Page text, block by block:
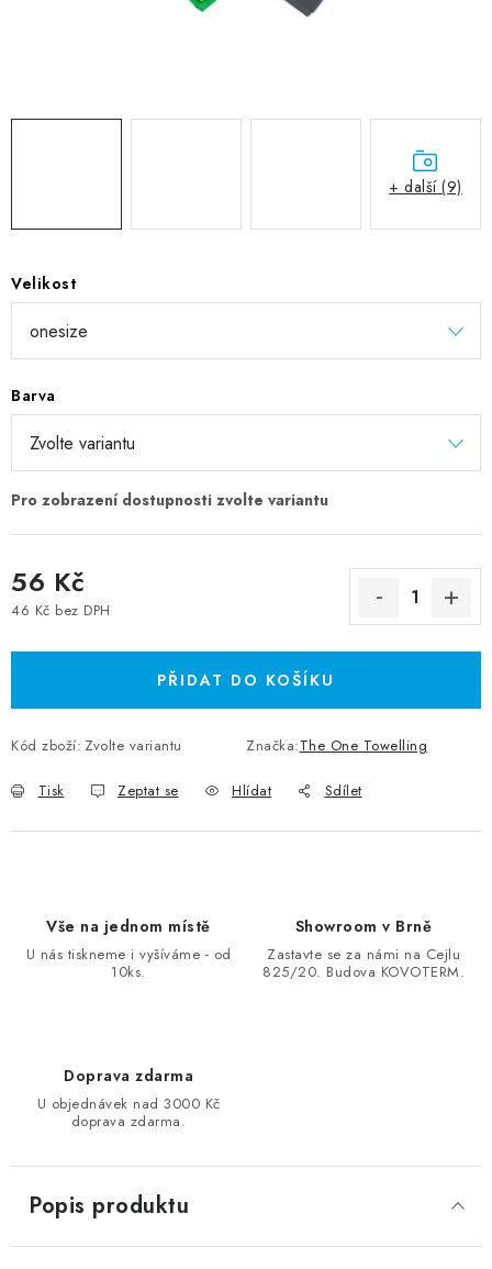
TEXTIL S VLASTNÍM POTISKEM
Jak nakupovat Potisk textilu/výšivka
Výměna/vrácení zboží
Obchodní podmínky
GDPR + cookies
Velikost
Barva
56 Kč
46 Kč bez DPH
PŘIDAT DO KOŠÍKU
Kód zboží: Zvolte variantu Značka:The One Towelling
Tisk Zeptat se Hlídat Sdílet
+ další (9)
Vše na jednom místě
U nás tiskneme i vyšíváme - od
10ks.
Showroom v Brně
Zastavte se za námi na Cejlu
825/20. Budova KOVOTERM.
Doprava zdarma
U objednávek nad 3000 Kč
doprava zdarma.
Popis produktu